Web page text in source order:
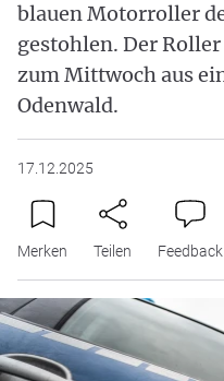
blauen Motorroller
gestohlen. Der
zum Mittwoch aus
Odenwald.
17.12.2025
Merken Teilen Feedback